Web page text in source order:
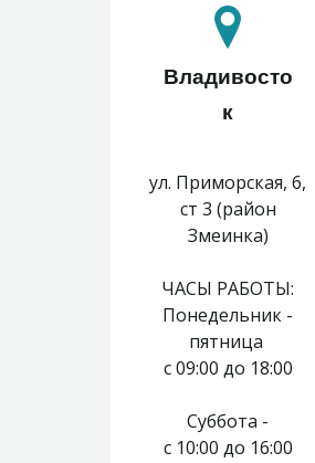
ул. Приморская, 6,
ст 3 (район
Змеинка)
ЧАСЫ РАБОТЫ:
Понедельник -
пятница
с 09:00 до 18:00
Суббота -
с 10:00 до 16:00
Владивосто
к